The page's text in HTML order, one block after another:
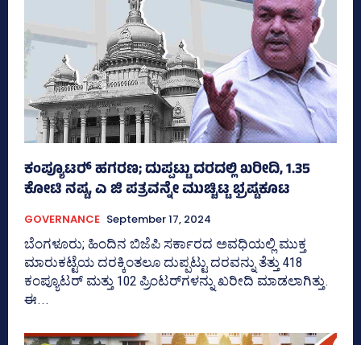
ಕಂಪ್ಯೂಟರ್‍‌ ಹಗರಣ; ದುಪ್ಪಟ್ಟು ದರದಲ್ಲಿ ಖರೀದಿ, 1.35
ಕೋಟಿ ನಷ್ಟ, ಎ ಜಿ ಪತ್ರವನ್ನೇ ಮುಚ್ಚಿಟ್ಟ ಭ್ರಷ್ಟಕೂಟ
GOVERNANCE September 17, 2024
ಬೆಂಗಳೂರು; ಹಿಂದಿನ ಬಿಜೆಪಿ ಸರ್ಕಾರದ ಅವಧಿಯಲ್ಲಿ ಮುಕ್ತ
ಮಾರುಕಟ್ಟೆಯ ದರಕ್ಕಿಂತಲೂ ದುಪ್ಪಟ್ಟು ದರವನ್ನು ತೆತ್ತು 418
ಕಂಪ್ಯೂಟರ್‍‌ ಮತ್ತು 102 ಪ್ರಿಂಟರ್‍‌ಗಳನ್ನು ಖರೀದಿ ಮಾಡಲಾಗಿತ್ತು.
ಈ...